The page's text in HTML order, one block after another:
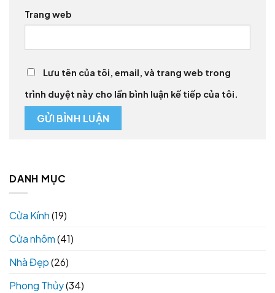
Trang web
Lưu tên của tôi, email, và trang web trong
trình duyệt này cho lần bình luận kế tiếp của tôi.
DANH MỤC
Cửa Kính(19)
Cửa nhôm(41)
Nhà Đẹp(26)
Phong Thủy(34)